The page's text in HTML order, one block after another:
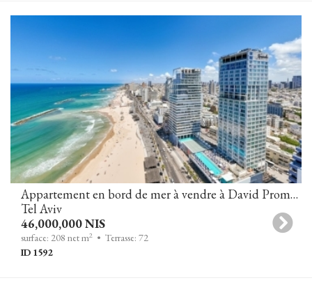
Appartement en bord de mer à vendre à David Promenade Towers
Tel Aviv
46,000,000 NIS
surface: 208 net m2 • Terrasse: 72
ID 1592